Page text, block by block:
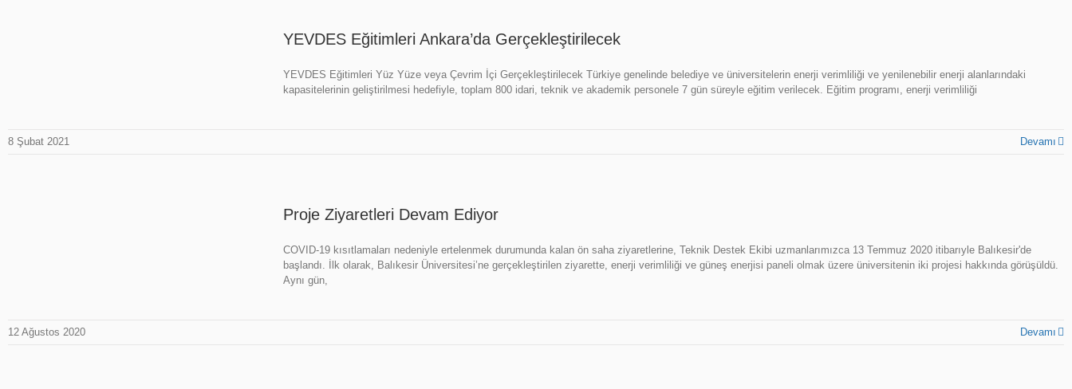
YEVDES Eğitimleri Ankara’da Gerçekleştirilecek
YEVDES Eğitimleri Yüz Yüze veya Çevrim İçi Gerçekleştirilecek Türkiye genelinde belediye ve üniversitelerin enerji verimliliği ve yenilenebilir enerji alanlarındaki
kapasitelerinin geliştirilmesi hedefiyle, toplam 800 idari, teknik ve akademik personele 7 gün süreyle eğitim verilecek. Eğitim programı, enerji verimliliği
8 Şubat 2021 Devamı
Proje Ziyaretleri Devam Ediyor
COVID-19 kısıtlamaları nedeniyle ertelenmek durumunda kalan ön saha ziyaretlerine, Teknik Destek Ekibi uzmanlarımızca 13 Temmuz 2020 itibarıyle Balıkesir'de
başlandı. İlk olarak, Balıkesir Üniversitesi’ne gerçekleştirilen ziyarette, enerji verimliliği ve güneş enerjisi paneli olmak üzere üniversitenin iki projesi hakkında görüşüldü.
Aynı gün,
12 Ağustos 2020 Devamı